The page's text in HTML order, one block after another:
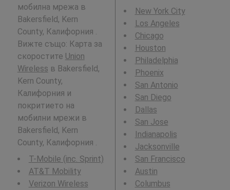
мобилна мрежа в
Bakersfield, Kern
County, Калифорния .
Вижте също: Карта за
скоростите Union
Wireless в Bakersfield,
Kern County,
Калифорния и
покритието на
мобилни мрежи в
Bakersfield, Kern
County, Калифорния .
T-Mobile (inc. Sprint)
AT&T Mobility
Verizon Wireless
New York City
Los Angeles
Chicago
Houston
Philadelphia
Phoenix
San Antonio
San Diego
Dallas
San Jose
Indianapolis
Jacksonville
San Francisco
Austin
Columbus